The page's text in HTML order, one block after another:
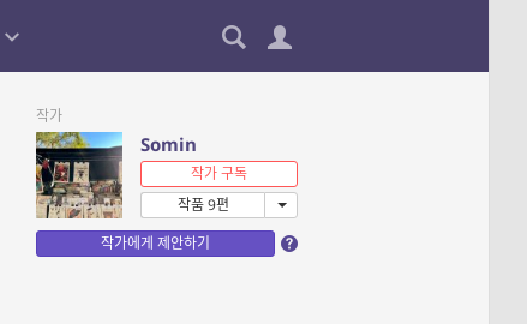
작가
Somin
작가 구독
작품 9편
작가에게 제안하기